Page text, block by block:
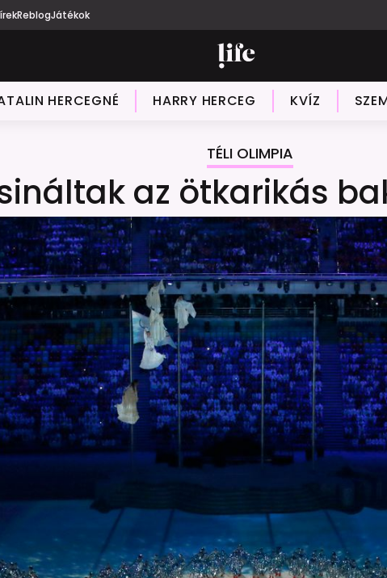
ReblogJátékok
HERCEGNÉ HARRY HERCEG KVÍZ
TÉLI OLIMPIA
az ötkarikás